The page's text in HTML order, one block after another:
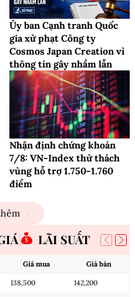
Ủy ban Cạnh tranh Quốc
gia xử phạt Công ty
Cosmos Japan Creation vì
thông tin gây nhầm lẫn
Nhận định chứng khoán
7/8: VN-Index thử thách
vùng hỗ trợ 1.750-1.760
điểm
LÃI SUẤT
Giá mua Giá bán
138,500 142,200